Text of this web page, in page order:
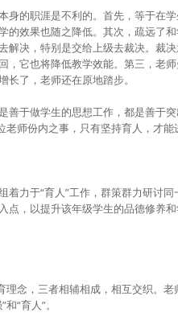
身的职涯是不利的。首先，等于在
的效果也随之降低。其次，疏远了
解决，特别是交给上级去裁决。裁
，它也将降低教学效能。第三，老
了，老师还在原地踏步。
善于做学生的思想工作，都是善于
老师份内之事，只有坚持育人，才
着力于“育人”工作，群策群力研讨
点，以提升该年级学生的品德修养
念，三者相辅相成，相互交织。老
“育人”。